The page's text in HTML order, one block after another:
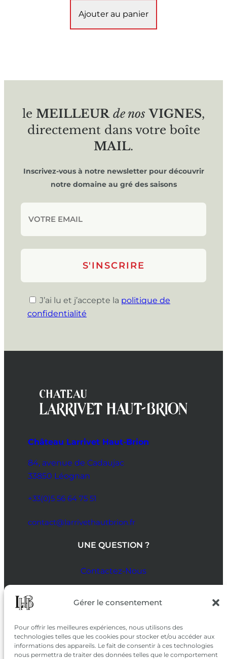
Gérer le consentement
Pour offrir les meilleures expériences, nous utilisons des
technologies telles que les cookies pour stocker et/ou accéder aux
informations des appareils. Le fait de consentir à ces technologies
nous permettra de traiter des données telles que le comportement
Ajouter au panier
le MEILLEUR de nos VIGNES,
directement dans votre boîte
MAIL.
Inscrivez-vous à notre newsletter pour découvrir
notre domaine au gré des saisons
J’ai lu et j’accepte la politique de
confidentialité
Château Larrivet Haut-Brion
84, avenue de Cadaujac
33850 Léognan
+33(0)5 56 64 75 51
contact@larrivethautbrion.fr
UNE QUESTION ?
Contactez-Nous
SUIVEZ-NOUS
SUR LES RÉSEAUX